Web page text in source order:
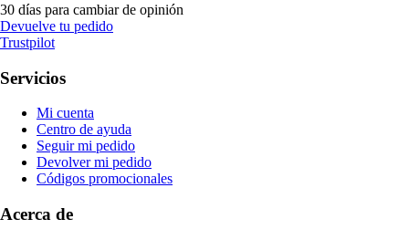
30 días para cambiar de opinión
Devuelve tu pedido
Trustpilot
Servicios
Mi cuenta
Centro de ayuda
Seguir mi pedido
Devolver mi pedido
Códigos promocionales
Acerca de